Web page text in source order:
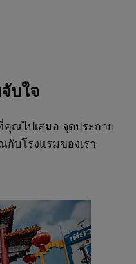
บใจ
ณไปเสมอ จุดประกาย
บโรงแรมของเรา